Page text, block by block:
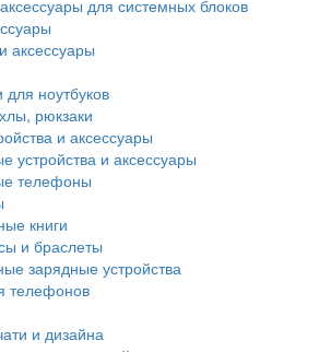
для системных блоков
аксессуары
для ноутбуков
рюкзаки
и аксессуары
устройства и аксессуары
телефоны
книги
и браслеты
зарядные устройства
телефонов
и дизайна